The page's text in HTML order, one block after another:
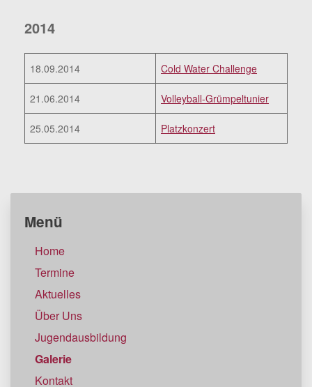
2014
18.09.2014 Cold Water Challenge
21.06.2014 Volleyball-Grümpeltunier
25.05.2014 Platzkonzert
Menü
Home
Termine
Aktuelles
Über Uns
Jugendausbildung
Galerie
Kontakt